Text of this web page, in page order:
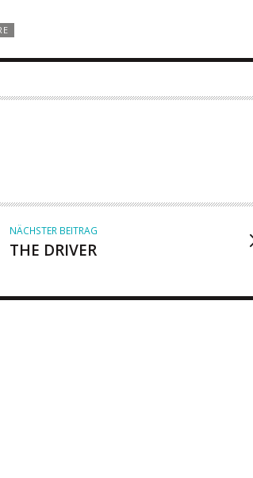
NÄCHSTER BEITRAG
THE DRIVER